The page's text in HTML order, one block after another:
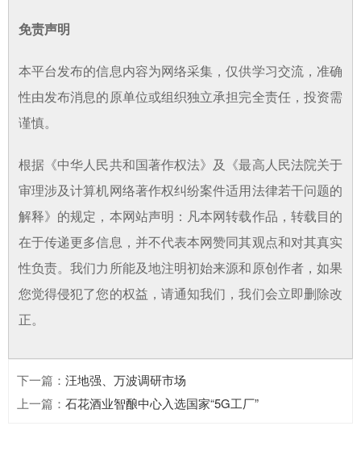
免责声明
本平台发布的信息内容为网络采集，仅供学习交流，准确
性由发布消息的原单位或组织独立承担完全责任，投资需
谨慎。
根据《中华人民共和国著作权法》及《最高人民法院关于
审理涉及计算机网络著作权纠纷案件适用法律若干问题的
解释》的规定，本网站声明：凡本网转载作品，转载目的
在于传递更多信息，并不代表本网赞同其观点和对其真实
性负责。我们力所能及地注明初始来源和原创作者，如果
您觉得侵犯了您的权益，请通知我们，我们会立即删除改
正。
下一篇 ： 汪地强、万波调研市场
上一篇 ： 石花酒业智酿中心入选国家“5G工厂”